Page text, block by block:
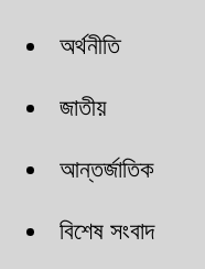
অর্থনীতি
জাতীয়
আন্তর্জাতিক
বিশেষ সংবাদ